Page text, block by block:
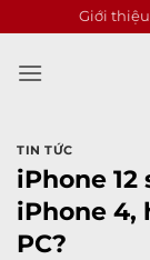
qua
nội
Giới thiệu
TIN TỨC
iPhone
iPhone 4,
PC?